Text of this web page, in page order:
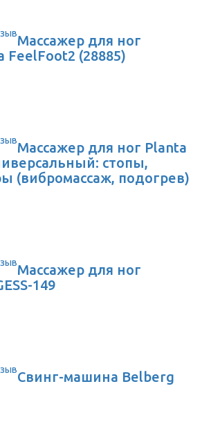
Массажер для ног
FeelFoot2 (28885)
Массажер для ног Planta
стопы,
(вибромассаж, подогрев)
Массажер для ног
149
Свинг-машина Belberg